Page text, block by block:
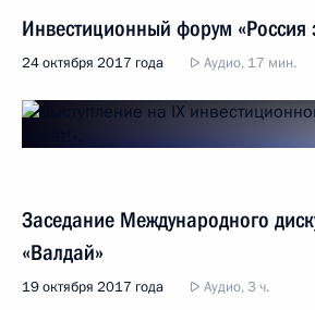
Инвестиционный форум «Россия
24 октября 2017 года Аудио, 17 мин.
Заседание Международного
«Валдай»
19 октября 2017 года Аудио, 3 ч.